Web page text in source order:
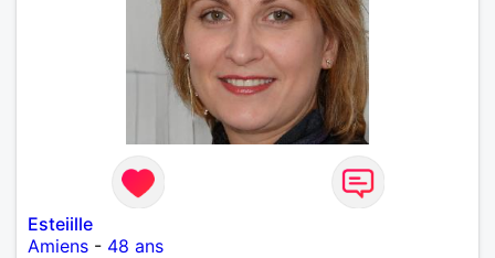
Esteiille
Amiens - 48 ans